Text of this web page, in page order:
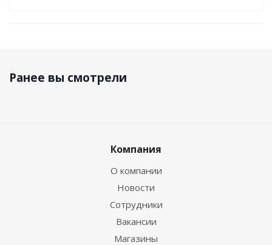
Ранее вы смотрели
Компания
О компании
Новости
Сотрудники
Вакансии
Магазины